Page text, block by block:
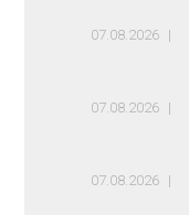
07.08.2026
07.08.2026
07.08.2026